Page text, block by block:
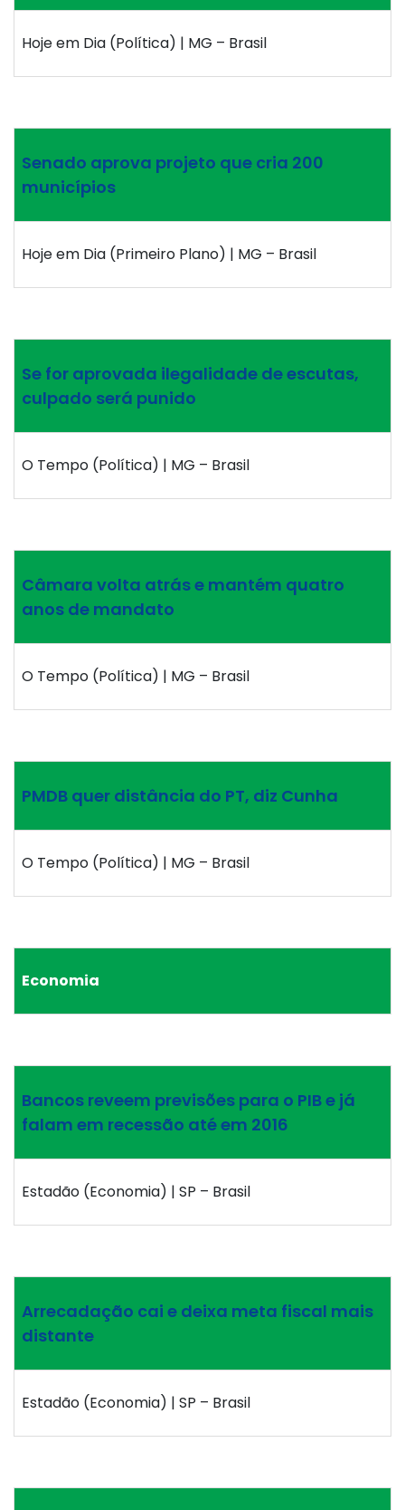
Hoje em Dia (Política) | MG – Brasil
Senado aprova projeto que cria 200
municípios
Hoje em Dia (Primeiro Plano) | MG – Brasil
Se for aprovada ilegalidade de escutas,
culpado será punido
O Tempo (Política) | MG – Brasil
Câmara volta atrás e mantém quatro
anos de mandato
O Tempo (Política) | MG – Brasil
PMDB quer distância do PT, diz Cunha
O Tempo (Política) | MG – Brasil
Economia
Bancos reveem previsões para o PIB e já
falam em recessão até em 2016
Estadão (Economia) | SP – Brasil
Arrecadação cai e deixa meta fiscal mais
distante
Estadão (Economia) | SP – Brasil